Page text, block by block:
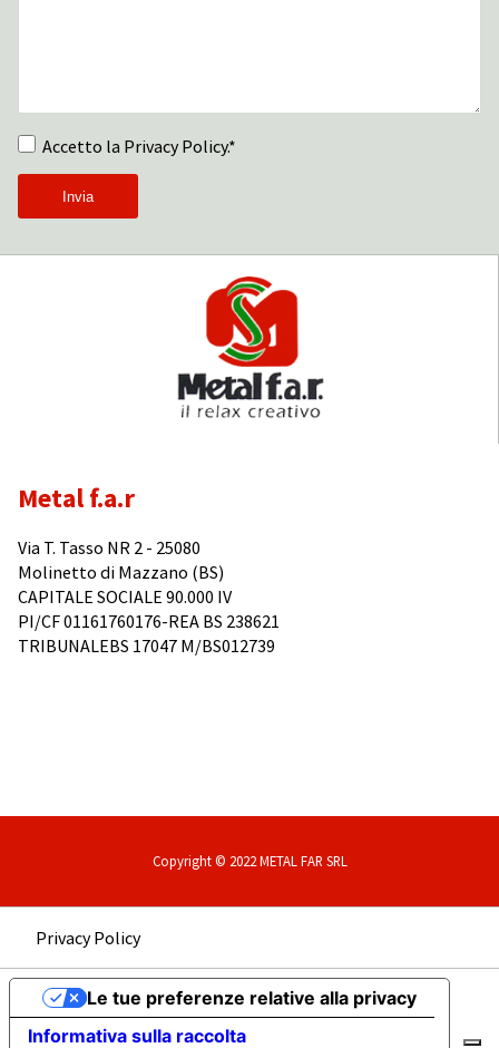
Accetto la Privacy Policy.*
Metal f.a.r
Via T. Tasso NR 2 - 25080
Molinetto di Mazzano (BS)
CAPITALE SOCIALE 90.000 IV
PI/CF 01161760176-REA BS 238621
TRIBUNALEBS 17047 M/BS012739
Copyright © 2022 METAL FAR SRL
Privacy Policy
Informativa sulla raccolta
Le tue preferenze relative alla privacy